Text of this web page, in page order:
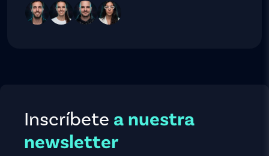
Inscríbete a nuestra
newsletter